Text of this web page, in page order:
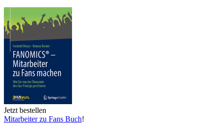
Jetzt bestellen
Mitarbeiter zu Fans Buch!